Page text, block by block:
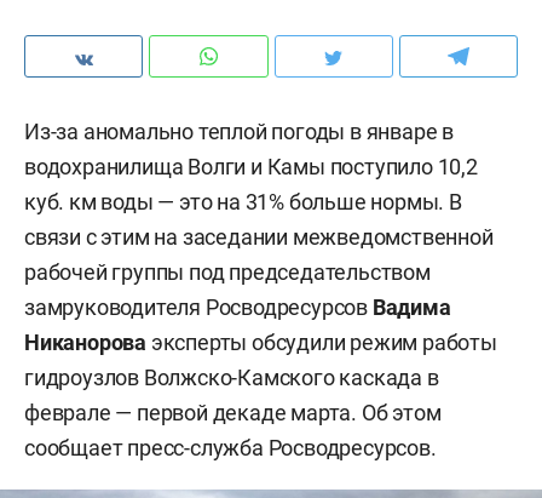
Из-за аномально теплой погоды в январе в
водохранилища Волги и Камы поступило 10,2
куб. км воды — это на 31% больше нормы. В
связи с этим на заседании межведомственной
рабочей группы под председательством
замруководителя Росводресурсов Вадима
Никанорова эксперты обсудили режим работы
гидроузлов Волжско-Камского каскада в
феврале — первой декаде марта. Об этом
сообщает пресс-служба Росводресурсов.